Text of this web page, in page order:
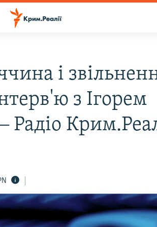
і
з Ігорем
Радіо